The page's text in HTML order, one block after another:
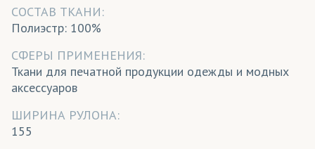
CОСТАВ ТКАНИ:
Полиэстр: 100%
СФЕРЫ ПРИМЕНЕНИЯ:
Ткани для печатной продукции одежды и модных
аксессуаров
ШИРИНА РУЛОНА:
155